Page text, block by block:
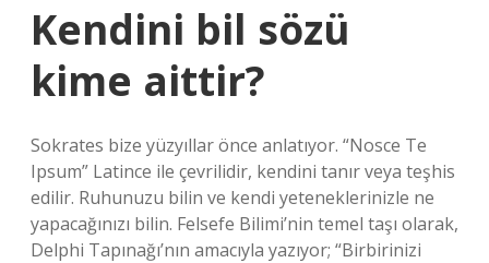
Kendini bil sözü
kime aittir?
Sokrates bize yüzyıllar önce anlatıyor. “Nosce Te
Ipsum” Latince ile çevrilidir, kendini tanır veya teşhis
edilir. Ruhunuzu bilin ve kendi yeteneklerinizle ne
yapacağınızı bilin. Felsefe Bilimi’nin temel taşı olarak,
Delphi Tapınağı’nın amacıyla yazıyor; “Birbirinizi